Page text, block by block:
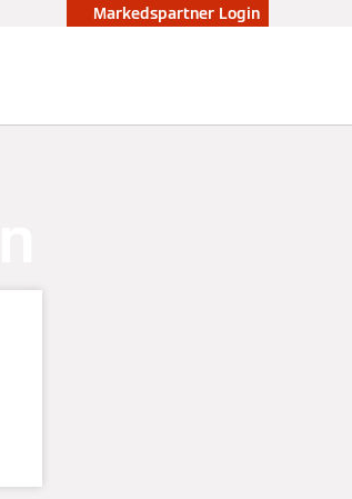
Markedspartner Login